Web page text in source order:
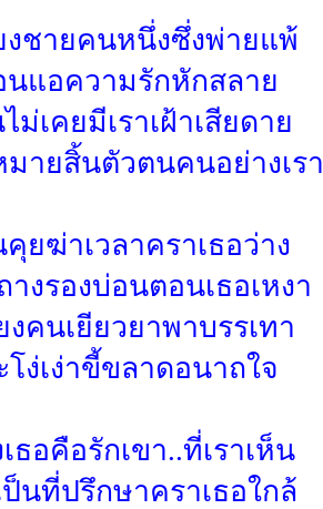
งชายคนหนึ่งซึ่งพ่ายแพ้
แอความรักหักสลาย
ม่เคยมีเราเฝ้าเสียดาย
ายสิ้นตัวตนคนอย่างเรา
ยฆ่าเวลาคราเธอว่าง
างรองบ่อนตอนเธอเหงา
งคนเยียวยาพาบรรเทา
โง่เง่าขี้ขลาดอนาถใจ
ธอคือรักเขา..ที่เราเห็น
ป็นที่ปรึกษาคราเธอใกล้